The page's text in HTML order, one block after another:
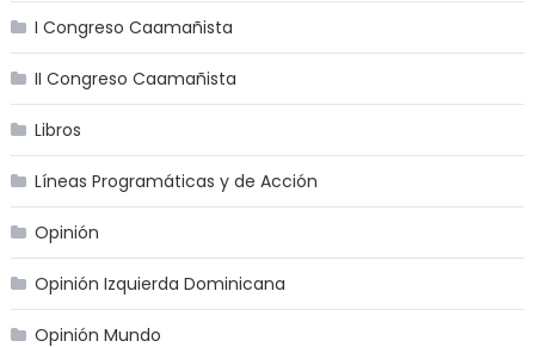
I Congreso Caamañista
II Congreso Caamañista
Libros
Líneas Programáticas y de Acción
Opinión
Opinión Izquierda Dominicana
Opinión Mundo